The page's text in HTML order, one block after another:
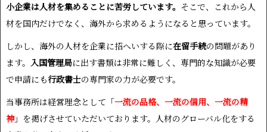
小企業は人材を集めることに苦労しています。 そこで、これから人
材を国内だけでなく、海外から求めるようになると思っています。
しかし、海外の人材を企業に招へいする際に在留手続の問題があり
ます。 入国管理局に出す書類は非常に難しく、専門的な知識が必要
で申請にも行政書士の専門家の力が必要です。
当事務所は経営理念として「一流の品格、一流の信用、一流の精
神」を掲げさせていただいております。人材のグローバル化をする